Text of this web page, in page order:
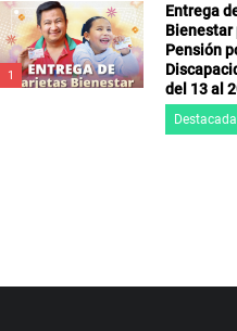
1
Entrega
Bienestar
Pensión
del 13 al